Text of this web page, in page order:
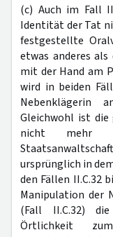
(c) Auch im Fall
Identität der Tat
festgestellte
etwas anderes
mit der Hand am
wird in beiden
Nebenklägerin
Gleichwohl ist die
nicht mehr
ursprünglich in
den Fällen II.C.32
Manipulation der
(Fall II.C.32)
Örtlichkeit